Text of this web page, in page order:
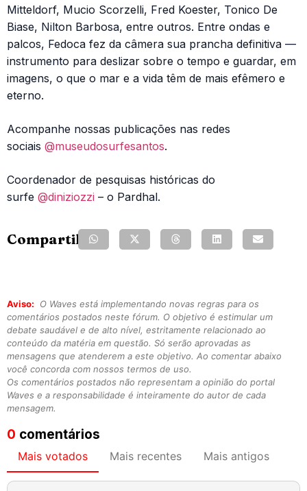
Mitteldorf, Mucio Scorzelli, Fred Koester, Tonico De
Biase, Nilton Barbosa, entre outros. Entre ondas e
palcos, Fedoca fez da câmera sua prancha definitiva —
instrumento para deslizar sobre o tempo e guardar, em
imagens, o que o mar e a vida têm de mais efêmero e
eterno.
Acompanhe nossas publicações nas redes
sociais @museudosurfesantos.
Coordenador de pesquisas históricas do
surfe @diniziozzi – o Pardhal.
Compartilhe:
Aviso:
O Waves está implementando novas regras para os
comentários postados neste fórum. O objetivo é estimular um
debate saudável e de alto nível, estritamente relacionado ao
conteúdo da matéria em questão. Só serão aprovadas as
mensagens que atenderem a este objetivo. Ao comentar abaixo
você concorda com nossos termos de uso.
Os comentários postados não representam a opinião do portal
Waves e a responsabilidade é inteiramente do autor de cada
mensagem.
0 comentários
Mais votados Mais recentes Mais antigos